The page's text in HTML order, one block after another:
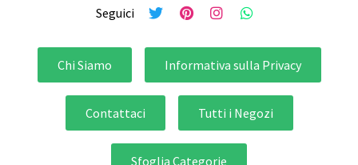
Seguici
Chi Siamo Informativa sulla Privacy
Contattaci Tutti i Negozi
Sfoglia Categorie